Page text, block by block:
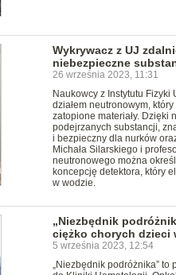
Wykrywacz z UJ
niebezpieczne
26 września 2023, 11:31
Naukowcy z Instytutu
działem neutronowym,
zatopione materiały. Dzięki
podejrzanych substancji,
i bezpieczny dla nurków
Michała Silarskiego i
neutronowego można
koncepcję detektora, który
w wodzie.
„Niezbędnik
ciężko chorych dzieci
5 września 2023, 12:54
„Niezbędnik podróżnika” to